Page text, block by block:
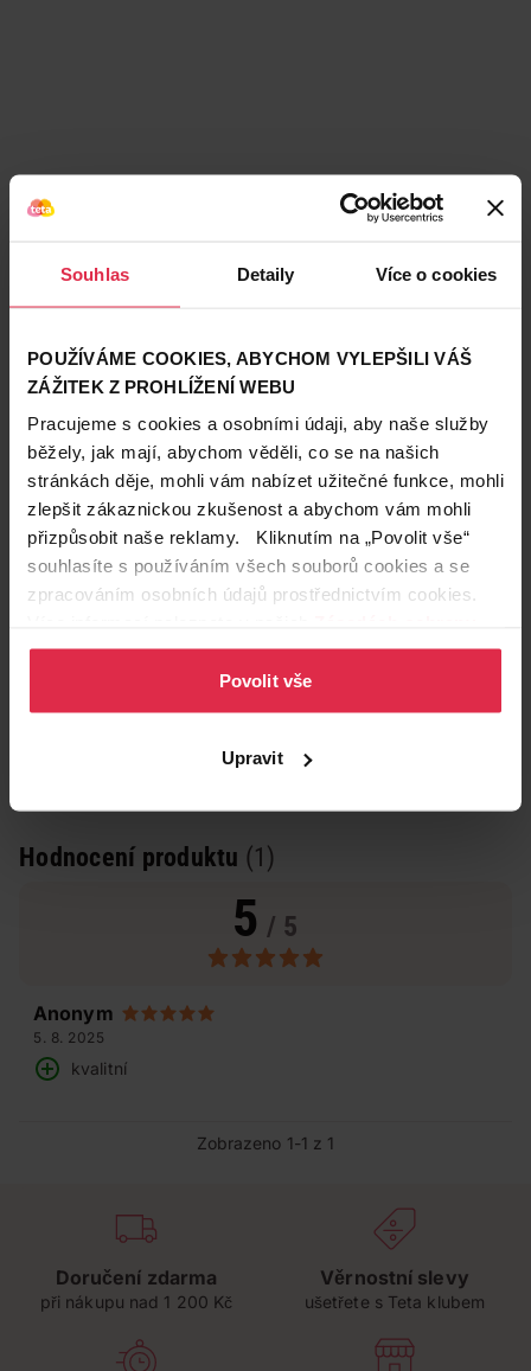
Souhlas Detaily Více o cookies
POUŽÍVÁME COOKIES, ABYCHOM VYLEPŠILI VÁŠ
ZÁŽITEK Z PROHLÍŽENÍ WEBU
Pracujeme s cookies a osobními údaji, aby naše služby
běžely, jak mají, abychom věděli, co se na našich
stránkách děje, mohli vám nabízet užitečné funkce, mohli
zlepšit zákaznickou zkušenost a abychom vám mohli
přizpůsobit naše reklamy. Kliknutím na „Povolit vše“
souhlasíte s používáním všech souborů cookies a se
zpracováním osobních údajů prostřednictvím cookies.
osobních údajů.
Povolit vše
Upravit
Podobné produkty
Hodnocení produktu (1)
5 / 5
Anonym
5. 8. 2025
kvalitní
Zobrazeno 1-1 z 1
Doručení zdarma
při nákupu nad 1 200 Kč
Věrnostní slevy
ušetřete s Teta klubem